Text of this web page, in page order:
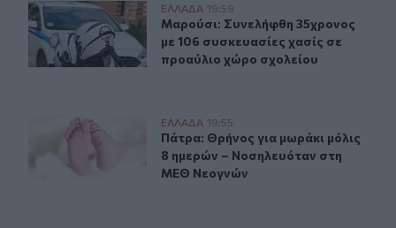
Μαρούσι: Συνελήφθη 35χρονος με 106 συσκευασίες
ΕΛΛAΔΑ 19:59
Μαρούσι: Συνελήφθη 35χρονος με
Μαρούσι: Συνελήφθη 35χρονος
με 106 συσκευασίες χασίς σε
προαύλιο χώρο σχολείου
Πάτρα: Θρήνος για μωράκι μόλις 8 ημερών –
ΕΛΛAΔΑ 19:55
Πάτρα: Θρήνος για μωράκι μόλις
Πάτρα: Θρήνος για μωράκι μόλις
8 ημερών – Νοσηλευόταν στη
ΜΕΘ Νεογνών